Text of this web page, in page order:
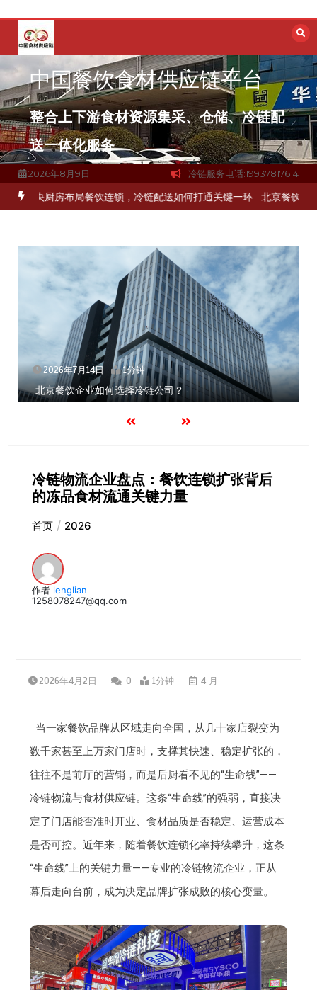
容
中国餐饮食材供应链平台
整合上下游食材资源集采、仓储、冷链配
送一体化服务
2026年8月9日 冷链服务电话:19937817614
食材流通难题？ 杭州中央厨房布局餐饮连锁，冷链配送如何打通关键
2026年7月14日 1分钟
北京餐饮企业如何选择冷链公司？
冷链物流企业盘点：餐饮连锁扩张背后
的冻品食材流通关键力量
首页 2026
作者 lenglian
1258078247@qq.com
2026年4月2日 0 1分钟 4 月
当一家餐饮品牌从区域走向全国，从几十家店裂变为
数千家甚至上万家门店时，支撑其快速、稳定扩张的，
往往不是前厅的营销，而是后厨看不见的“生命线”——
冷链物流与食材供应链。这条“生命线”的强弱，直接决
定了门店能否准时开业、食材品质是否稳定、运营成本
是否可控。近年来，随着餐饮连锁化率持续攀升，这条
“生命线”上的关键力量——专业的冷链物流企业，正从
幕后走向台前，成为决定品牌扩张成败的核心变量。